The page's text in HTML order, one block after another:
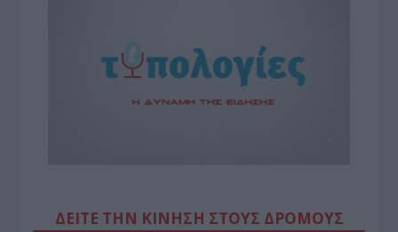
ΔΕΙΤΕ ΤΗΝ ΚΙΝΗΣΗ ΣΤΟΥΣ ΔΡΌΜΟΥΣ